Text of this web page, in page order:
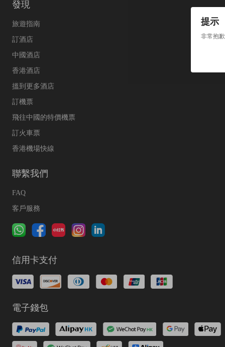
提示
非常抱
發現
旅遊指南
訂酒店
中國酒店
香港酒店
搵到更多酒店
訂機票
飛往中國的特價機票
訂火車票
香港機場快線
聯繫我們
FAQ
客戶服務
信用卡支付
電子錢包